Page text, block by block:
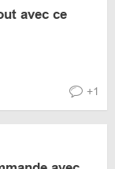
avec ce
+1